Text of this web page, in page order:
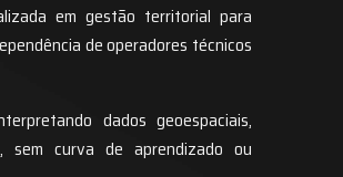
em gestão territorial para
de operadores técnicos
dados geoespaciais,
sem curva de aprendizado ou